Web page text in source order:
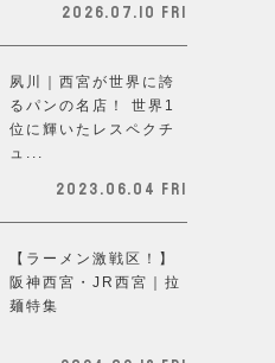
2026.07.10 Fri
夙川｜西宮が世界に誇
るパンの名店！ 世界1
位に輝いたレスペクチ
ュ...
2023.06.04 Fri
【ラーメン激戦区！】
阪神西宮・JR西宮｜拉
麺特集